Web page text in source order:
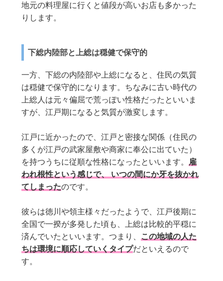
地元の料理屋に行くと値段が高いお店も多かった
りします。
下総内陸部と上総は穏健で保守的
一方、下総の内陸部や上総になると、住民の気質
は穏健で保守的になります。ちなみに古い時代の
上総人は元々偏屈で荒っぽい性格だったといいま
すが、江戸期になると気質が激変します。
江戸に近かったので、江戸と密接な関係（住民の
多くが江戸の武家屋敷や商家に奉公に出ていた）
を持つうちに従順な性格になったといいます。
雇
われ根性という感じで、 いつの間にか牙を抜かれ
てしまったのです。
彼らは徳川や領主様々だったようで、江戸後期に
全国で一揆が多発した頃も、上総は比較的平穏に
済んでいたといいます。つまり、
この地域の人た
ちは環境に順応していくタイプだといえるので
す。